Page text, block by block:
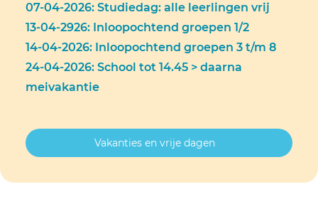
07-04-2026: Studiedag: alle leerlingen vrij
13-04-2926: Inloopochtend groepen 1/2
14-04-2026: Inloopochtend groepen 3 t/m 8
24-04-2026: School tot 14.45 > daarna
meivakantie
Vakanties en vrije dagen